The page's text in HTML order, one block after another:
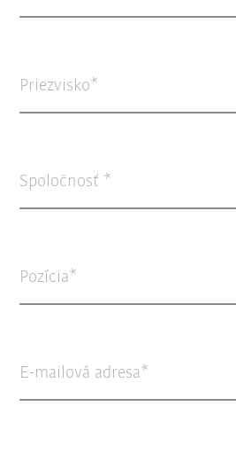
Priezvisko
Spoločnosť
Pozícia
E-mailová adresa